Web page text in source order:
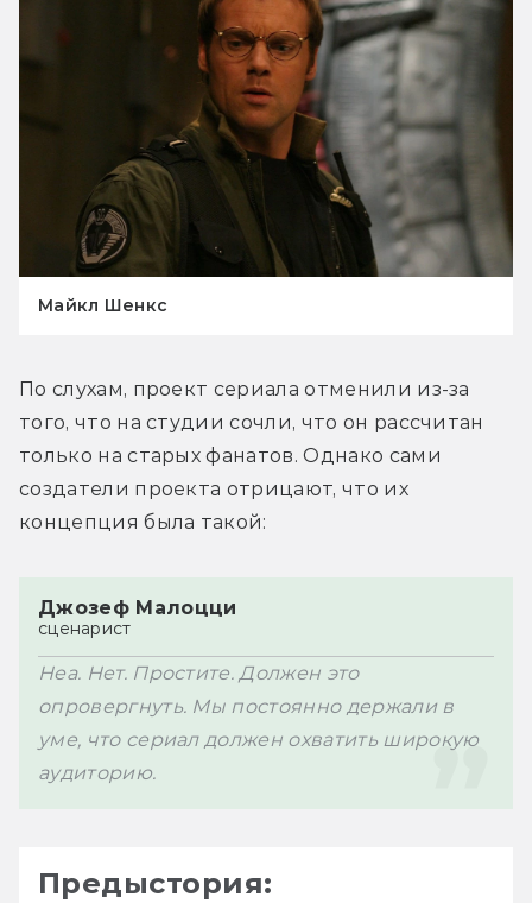
Майкл Шенкс
По слухам, проект сериала отменили из-за
того, что на студии сочли, что он рассчитан
только на старых фанатов. Однако сами
создатели проекта отрицают, что их
Джозеф Малоцци
сценарист
Неа. Нет. Простите. Должен это
опровергнуть. Мы постоянно держали в
уме, что сериал должен охватить широкую
Предыстория: